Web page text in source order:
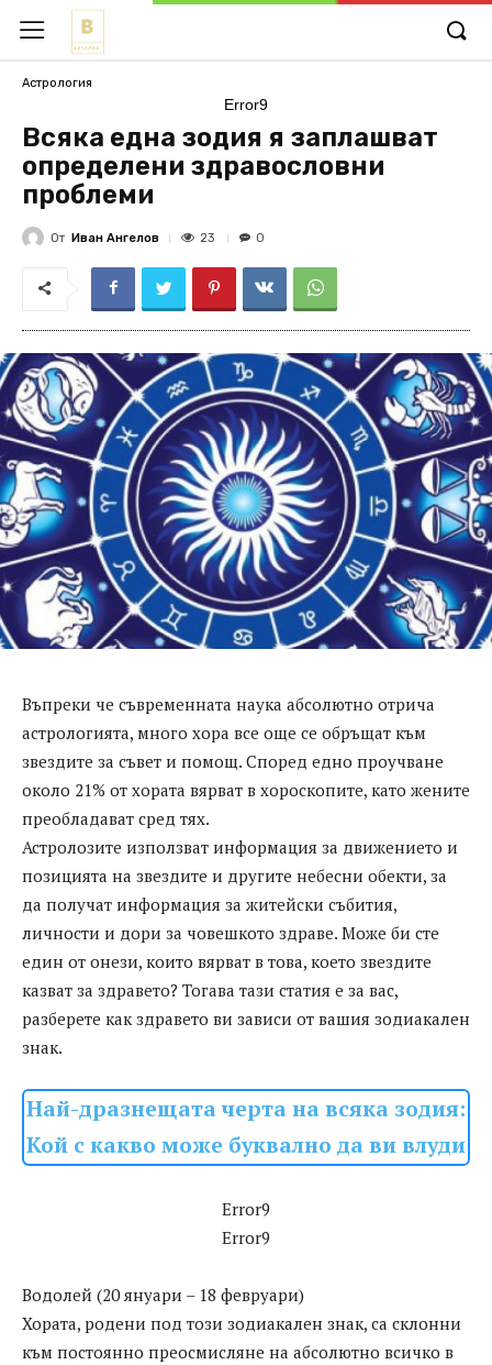
Астрология
Error9
Всяка една зодия я заплашват
определени здравословни
проблеми
От Иван Ангелов 23 0
Въпреки че съвременната наука абсолютно отрича
астрологията, много хора все още се обръщат към
звездите за съвет и помощ. Според едно проучване
около 21% от хората вярват в хороскопите, като жените
преобладават сред тях.
Астролозите използват информация за движението и
позицията на звездите и другите небесни обекти, за
да получат информация за житейски събития,
личности и дори за човешкото здраве. Може би сте
един от онези, които вярват в това, което звездите
казват за здравето? Тогава тази статия е за вас,
разберете как здравето ви зависи от вашия зодиакален
знак.
Най-дразнещата черта на всяка зодия:
Кой с какво може буквално да ви влуди
Error9
Error9
Водолей (20 януари – 18 февруари)
Хората, родени под този зодиакален знак, са склонни
към постоянно преосмисляне на абсолютно всичко в